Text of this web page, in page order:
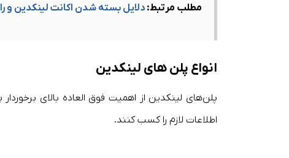
مطلب مرتبط: دلایل بسته شدن اکانت لینکدین و
انواع پلن‌ های لینکدین
پلن‌های لینکدین از اهمیت فوق العاده بالای
اطلاعات لازم را کسب کنند.